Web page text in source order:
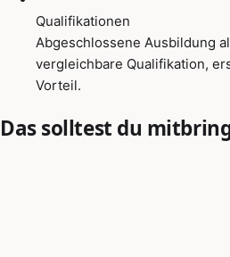
Qualifikationen
Abgeschlossene Ausbildung
vergleichbare Qualifikation,
Vorteil.
Das solltest du